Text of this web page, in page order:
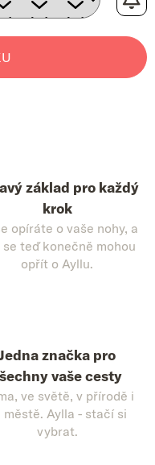
základ pro každý
krok
opíráte o vaše nohy, a
se teď konečně mohou
opřít o Ayllu.
značka pro
vaše cesty
ve světě, v přírodě i
městě. Aylla - stačí si
vybrat.